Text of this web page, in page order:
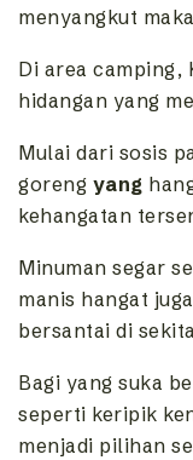
menyangkut
Di area camping,
hidangan yang
Mulai dari sosis
goreng yang
kehangatan
Minuman segar
manis hangat
bersantai di
Bagi yang suka
seperti keripik
menjadi pilihan